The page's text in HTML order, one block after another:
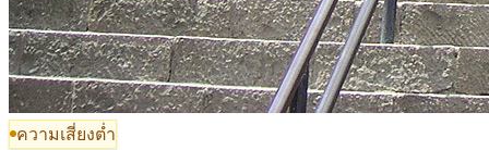
ความเสี่ยงต่ำ